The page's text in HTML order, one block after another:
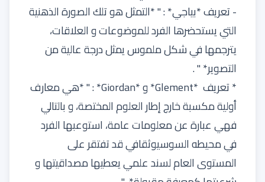
- تعريف *بياجي* : '' *التمثل هو تلك الصورة الذهنية
التي يستحضرها الفرد للموضوعات و العلاقات،
يترجمها في شكل ملموس يمثل درجة عالية من
التصوير* '' .
* تعريف *Glement* و *Giordan* : '' *هي معارف
أولية مكسبة خارج إطار العلوم المختصة، و بالتالي
فهي عبارة عن معلومات عامة، استوعبها الفرد
في محيطه السوسيوثقافي قد تفتقر على
المستوى العام لسند علمي يعطيها مصداقيتها و